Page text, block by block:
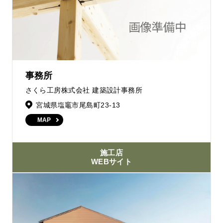
事務所
さくら工房株式会社 建築設計事務所
宮城県塩竈市尾島町23-13
MAP
施工店
WEBサイト